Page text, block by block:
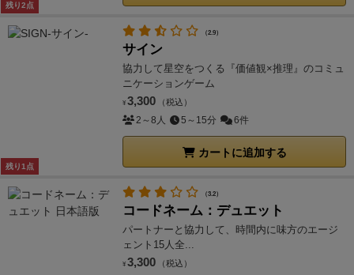
残り2点
残り1点
（2.9）
サイン
協力して星空をつくる『価値観×推理』のコミュ
ニケーションゲーム
¥ 3,300 （税込）
2～8人 5～15分 6件
カートに追加する
（3.2）
コードネーム：デュエット
パートナーと協力して、時間内に味方のエージ
ェント15人全...
¥ 3,300 （税込）